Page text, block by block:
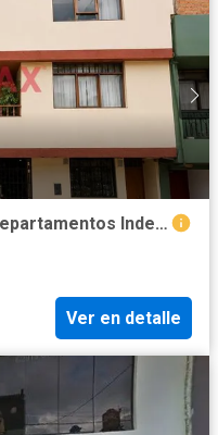
Propiedad Comercial Con 4 Departamentos Independientes + 2 Locales Comerciales – Cajamarca
Ver en detalle